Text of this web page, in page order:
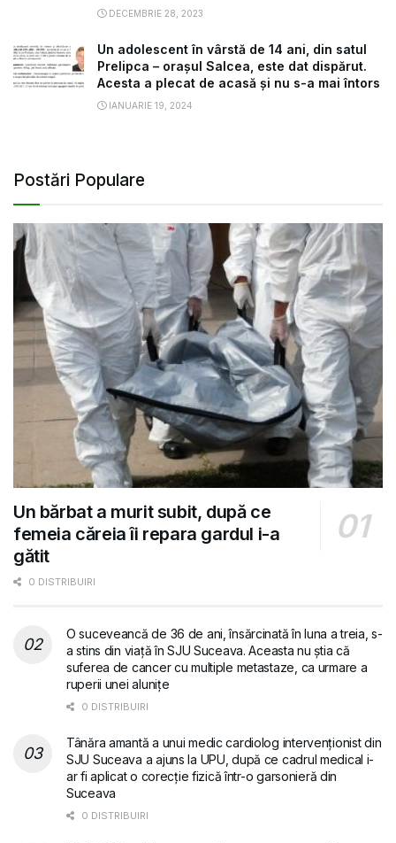
DECEMBRIE 28, 2023
Un adolescent în vârstă de 14 ani, din satul
Prelipca – orașul Salcea, este dat dispărut.
Acesta a plecat de acasă și nu s-a mai întors
IANUARIE 19, 2024
Postări Populare
Un bărbat a murit subit, după ce
femeia căreia îi repara gardul i-a
gătit
0 DISTRIBUIRI
O suceveancă de 36 de ani, însărcinată în luna a treia, s-
a stins din viață în SJU Suceava. Aceasta nu știa că
suferea de cancer cu multiple metastaze, ca urmare a
ruperii unei alunițe
0 DISTRIBUIRI
Tânăra amantă a unui medic cardiolog intervenționist din
SJU Suceava a ajuns la UPU, după ce cadrul medical i-
ar fi aplicat o corecție fizică într-o garsonieră din
Suceava
0 DISTRIBUIRI